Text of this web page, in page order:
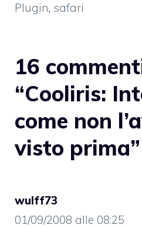
Plugin, safari
16
“Cooliris:
come non
visto prima”
wulff73
01/09/2008 alle 08:25